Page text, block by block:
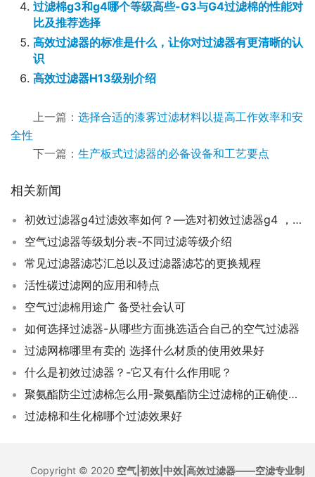
过滤棉g3和g4哪个等级高些-G3与G4过滤棉的性能对
比及推荐选择
高效过滤器的标准是什么，让你对过滤器有更清晰的认
识
高效过滤器H13级别介绍
上一篇： 选择合适的漆雾过滤材料以提高工作效率和安
全性
下一篇： 生产板式过滤器的必备设备和工艺要点
相关新闻
初效过滤器g4过滤效率如何？—选对初效过滤器g4 ，告别室内污染
空气过滤器等级划分表-不同过滤等级介绍
常见过滤器滤芯汇总以及过滤器滤芯的更换规程
活性碳过滤网的应用和特点
空气过滤棉用途广 备受社会认可
如何选择过滤器-从哪些方面挑选适合自己的空气过滤器
过滤网棉哪里有卖的 选择什么材质的使用效果好
什么是初效过滤器？-它又有什么作用呢？
聚氨酯防尘过滤棉怎么用-聚氨酯防尘过滤棉的正确使用方法
过滤棉和生化棉哪个过滤效果好
Copyright © 2020 空气|初效|中效|高效过滤器——空滤专业制